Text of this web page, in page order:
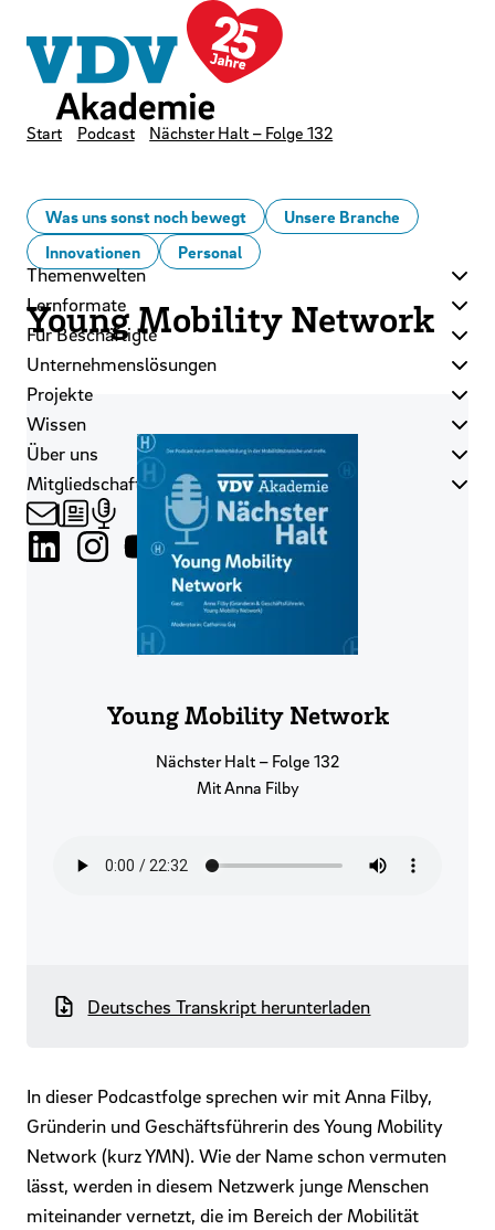
Zum Hauptinhalt der Seite springen
Zur Startseite navigieren
Themenwelten
Lernformate
Für Beschäftigte
Unternehmenslösungen
Projekte
Wissen
Über uns
Mitgliedschaft
Start Podcast Nächster Halt – Folge 132
Was uns sonst noch bewegt
Unsere Branche
Innovationen
Personal
Young Mobility Network
Young Mobility Network
Nächster Halt – Folge 132
Mit Anna Filby
Deutsches Transkript herunterladen
In dieser Podcastfolge sprechen wir mit Anna Filby,
Gründerin und Geschäftsführerin des Young Mobility
Network (kurz YMN). Wie der Name schon vermuten
lässt, werden in diesem Netzwerk junge Menschen
miteinander vernetzt, die im Bereich der Mobilität